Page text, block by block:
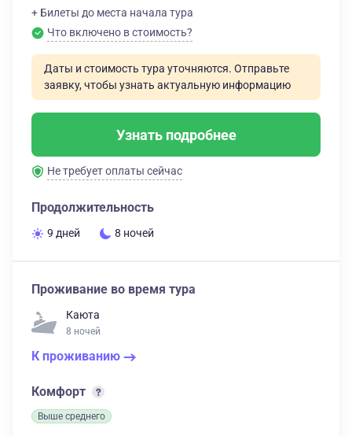
+ Билеты до места начала тура
Что включено в стоимость?
Даты и стоимость тура уточняются. Отправьте
заявку, чтобы узнать актуальную информацию
Узнать подробнее
Не требует оплаты сейчас
Продолжительность
9 дней 8 ночей
Проживание во время тура
Каюта
8 ночей
К проживанию
Комфорт
Выше среднего